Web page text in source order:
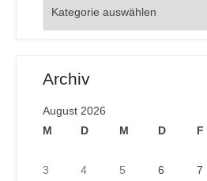
Archiv
August 2026
M
D M D F
3
4 5 6 7